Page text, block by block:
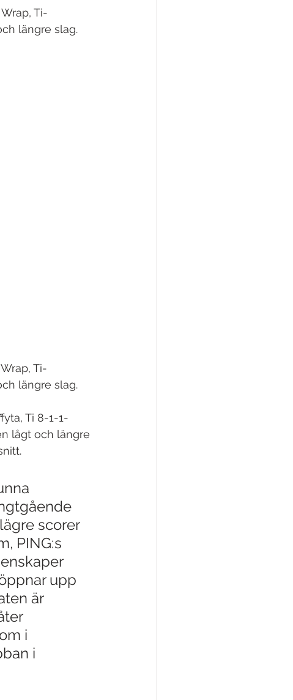
Ti-
längre slag.
Ti-
längre slag.
Ti 8-1-1-
lågt och längre
scorer
PING:s
upp
är
i
i